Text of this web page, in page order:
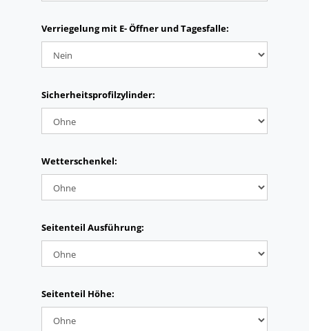
Verriegelung mit E- Öffner und Tagesfalle:
Sicherheitsprofilzylinder:
Wetterschenkel:
Seitenteil Ausführung:
Seitenteil Höhe: